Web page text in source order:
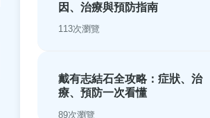
因、治療與預防指南
113次瀏覽
戴有志結石全攻略：症狀、治
療、預防一次看懂
89次瀏覽